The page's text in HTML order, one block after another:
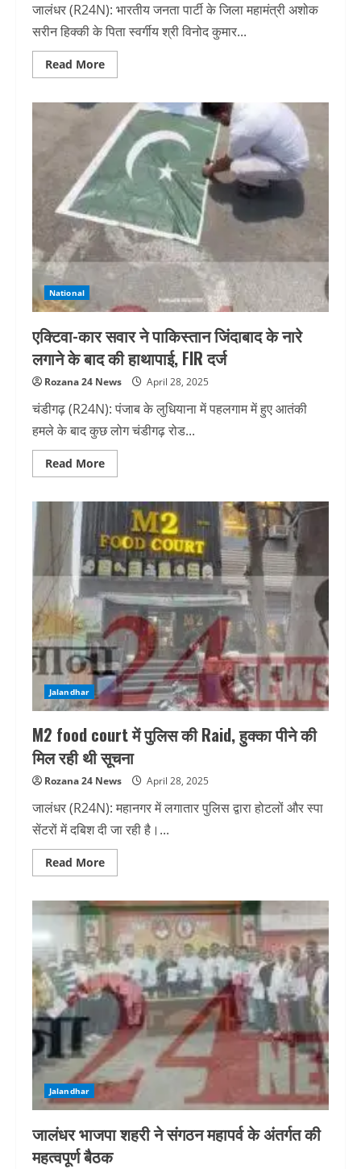
जालंधर (R24N): भारतीय जनता पार्टी के जिला महामंत्री अशोक
सरीन हिक्की के पिता स्वर्गीय श्री विनोद कुमार...
Read MoreRead
more
भाजपा
महामंत्री
अशोक
सरीन
हिक्की
के
स्व.
विनोद
कुमार
सरीन
को
सैकड़ों
लोगों
ने
दी
श्रद्धांजलि
National
एक्टिवा-कार सवार ने पाकिस्तान जिंदाबाद के नारे
लगाने के बाद की हाथापाई, FIR दर्ज
Rozana 24 News April 28, 2025
चंडीगढ़ (R24N): पंजाब के लुधियाना में पहलगाम में हुए आतंकी
हमले के बाद कुछ लोग चंडीगढ़ रोड...
Read MoreRead
more
ने
पाकिस्तान
जिंदाबाद
के
नारे
के
बाद
की
हाथापाई,
FIR
दर्ज
Jalandhar
M2 food court में पुलिस की Raid, हुक्का पीने की
मिल रही थी सूचना
Rozana 24 News April 28, 2025
जालंधर (R24N): महानगर में लगातार पुलिस द्वारा होटलों और स्पा
सेंटरों में दबिश दी जा रही है।...
Read MoreRead
more
food
court
पुलिस
की
Raid,
हुक्का
पीने
की
मिल
थी
सूचना
Jalandhar
जालंधर भाजपा शहरी ने संगठन महापर्व के अंतर्गत की
महत्वपूर्ण बैठक